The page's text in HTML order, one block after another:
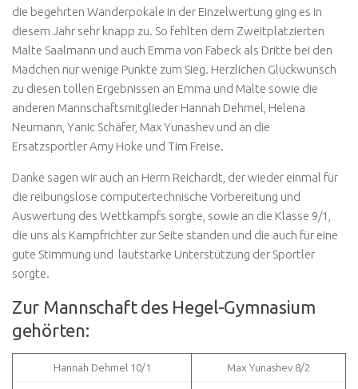
die begehrten Wanderpokale in der Einzelwertung ging es in
diesem Jahr sehr knapp zu. So fehlten dem Zweitplatzierten
Malte Saalmann und auch Emma von Fabeck als Dritte bei den
Mädchen nur wenige Punkte zum Sieg. Herzlichen Glückwunsch
zu diesen tollen Ergebnissen an Emma und Malte sowie die
anderen Mannschaftsmitglieder Hannah Dehmel, Helena
Neumann, Yanic Schäfer, Max Yunashev und an die
Ersatzsportler Amy Hoke und Tim Freise.
Danke sagen wir auch an Herrn Reichardt, der wieder einmal für
die reibungslose computertechnische Vorbereitung und
Auswertung des Wettkampfs sorgte, sowie an die Klasse 9/1,
die uns als Kampfrichter zur Seite standen und die auch für eine
gute Stimmung und lautstarke Unterstützung der Sportler
sorgte.
Zur Mannschaft des Hegel-Gymnasium
gehörten:
Hannah Dehmel 10/1 Max Yunashev 8/2